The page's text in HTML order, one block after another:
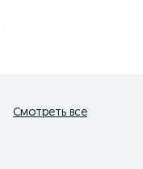
Смотреть все